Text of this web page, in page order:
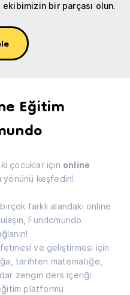
bir parçası olun.
Eğitim
çocuklar için online
yönünü keşfedin!
farklı alandaki online
Fundomundo
ve geliştirmesi için
tarihten matematiğe,
zengin ders içeriği
platformu